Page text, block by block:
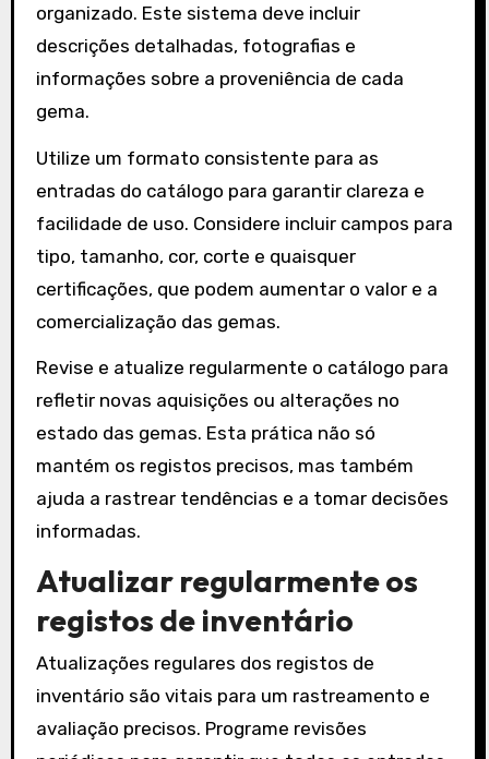
organizado. Este sistema deve incluir
descrições detalhadas, fotografias e
informações sobre a proveniência de cada
gema.
Utilize um formato consistente para as
entradas do catálogo para garantir clareza e
facilidade de uso. Considere incluir campos para
tipo, tamanho, cor, corte e quaisquer
certificações, que podem aumentar o valor e a
comercialização das gemas.
Revise e atualize regularmente o catálogo para
refletir novas aquisições ou alterações no
estado das gemas. Esta prática não só
mantém os registos precisos, mas também
ajuda a rastrear tendências e a tomar decisões
informadas.
Atualizar regularmente os
registos de inventário
Atualizações regulares dos registos de
inventário são vitais para um rastreamento e
avaliação precisos. Programe revisões